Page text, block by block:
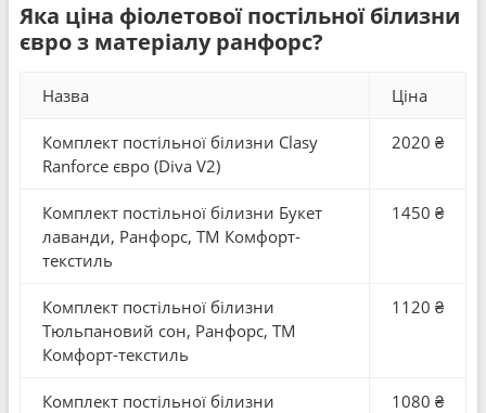
Яка ціна фіолетової постільної білизни
євро з матеріалу ранфорс?
Назва Ціна
Комплект постільної білизни Clasy
Ranforce євро (Diva V2)
2020 ₴
Комплект постільної білизни Букет
лаванди, Ранфорс, ТМ Комфорт-
текстиль
1450 ₴
Комплект постільної білизни
Тюльпановий сон, Ранфорс, ТМ
Комфорт-текстиль
1120 ₴
Комплект постільної білизни
1080 ₴